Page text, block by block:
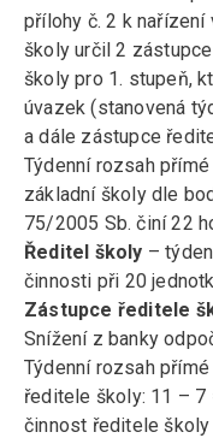
přílohy č. 2 k
školy určil 2
školy pro 1. stupeň,
úvazek (stanovená
a dále zástupce
Týdenní rozsah
základní školy dle
75/2005 Sb. činí 22
Ředitel školy –
činnosti při 20
Zástupce ředitele
Snížení z banky
Týdenní rozsah
ředitele školy: 11 – 7
činnost ředitele